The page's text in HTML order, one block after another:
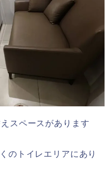
スペースがあります
のトイレエリアにあり